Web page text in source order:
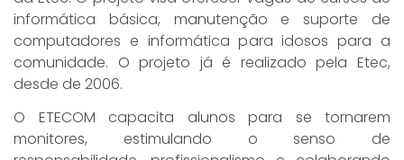
Recursos Humanos - Novotec Integrado (M-Tec)
Serviços Jurídicos - Novotec Integrado (M-Tec)
Desenvolvimento De Sistemas
Enfermagem
Informática
Manutenção De Máquinas Pesadas
Mecânica
Prazos Para Emissão De Documentos
Regulamento Para Uso Dos Laboratórios
Rendimento Escolar
Vagas Remanescentes
Websai
Aproveitamento
Condições Especiais De Estudos
Seleção De Alunos (Matrícula)
Reclassificação
Reconsideração
Processo Seletivo Auxiliar Docente
APM - Associação De Pais E Mestres Da Etec 2025
Segurança Do Trabalho
Eleições 2026
Integridade E Neutralidade: Orientações 2026
Manual De Transparência Ativa
Informações
Projetos Pedagógicos
Etecom - Informática
Entrevista
Currículo
Documentos
Estagiário
Jovem Aprendiz
Parcerias
Grupo Girassol
Projetos Institucionais
Escola De Inovadores
Revista Cientifica
Vagas
Conselhos Profissionais
Acervo Etec
Agradecimentos
Dicas Da Biblioteca
Curiosidades
Fontes De Informação
Manual TCC
Regulamento E Horário De Funcionamento
Fale Conosco
Etec
Secretaria
Cadastre-Se
informática básica, manutenção e suporte de
computadores e informática para idosos para a
comunidade. O projeto já é realizado pela Etec,
desde de 2006.
O ETECOM capacita alunos para se tornarem
monitores, estimulando o senso de